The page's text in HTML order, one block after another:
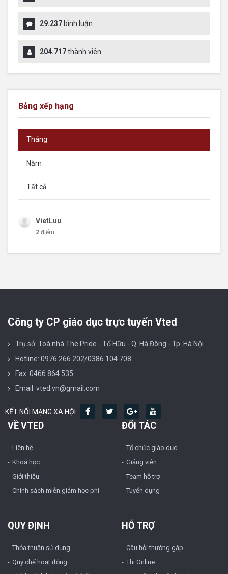
29.237bình luận
204.717thành viên
Bảng xếp hạng
Tháng
Năm
Tất cả
VietLuu
2 điểm
Công ty CP giáo dục trực tuyến Vted
Trụ sở: Toà nhà The Pride - Tố Hữu - Q. Hà Đông - Tp. Hà Nội
Hotline: 0976.266.202/0386.104.708
Fax: 0466 864 535
Email: vted.vn@gmail.com
KẾT NỐI MẠNG XÃ HỘI
VỀ VTED
Liên hệ
Khoá học
Giới thiệu
Chính sách miễn giảm học phí
ĐỐI TÁC
Tổ chức giáo dục
Giảng viên
Team hỗ trợ
Tuyển dụng
QUY ĐỊNH
Thỏa thuận sử dụng
Quy chế hoạt động
HỖ TRỢ
Câu hỏi thường gặp
Thi Online